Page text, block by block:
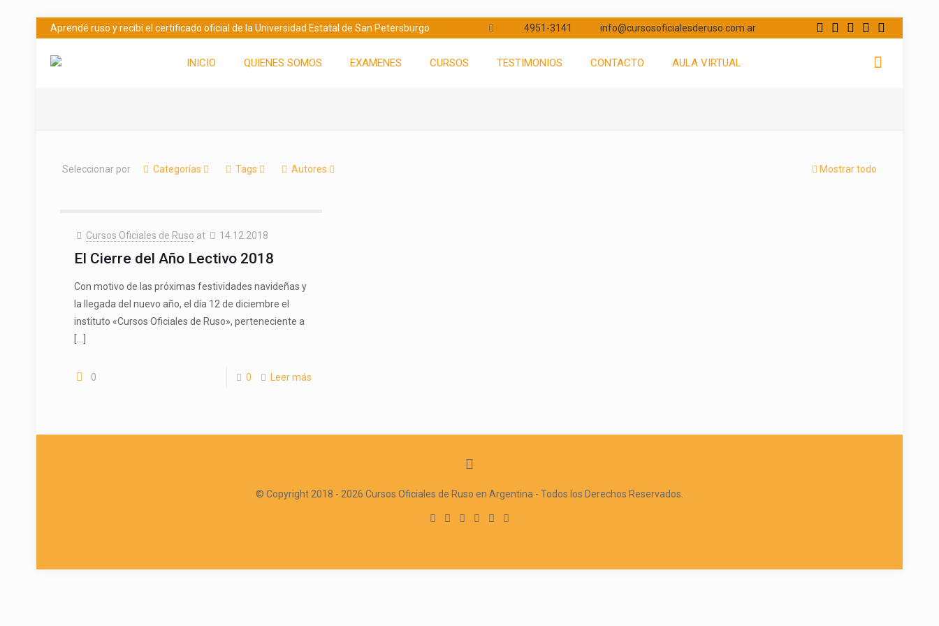
Aprendé ruso y recibí el certificado oficial de la Universidad Estatal de San Petersburgo 4951-3141 info@cursosoficialesderuso.com.ar
INICIO QUIENES SOMOS EXAMENES CURSOS TESTIMONIOS CONTACTO AULA VIRTUAL
Seleccionar por Categorías Tags Autores Mostrar todo
Cursos Oficiales de Ruso at 14.12.2018
El Cierre del Año Lectivo 2018
Con motivo de las próximas festividades navideñas y
la llegada del nuevo año, el día 12 de diciembre el
instituto «Cursos Oficiales de Ruso», perteneciente a
0 0 Leer más
© Copyright 2018 - 2026 Cursos Oficiales de Ruso en Argentina - Todos los Derechos Reservados.